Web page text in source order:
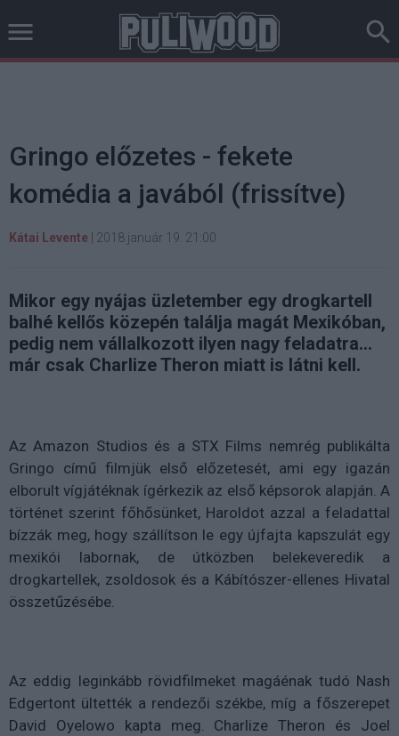
Gringo előzetes - fekete
komédia a javából (frissítve)
Kátai Levente 2018 január 19. 21:00
Mikor egy nyájas üzletember egy drogkartell
balhé kellős közepén találja magát Mexikóban,
pedig nem vállalkozott ilyen nagy feladatra...
már csak Charlize Theron miatt is látni kell.
Az Amazon Studios és a STX Films nemrég publikálta
Gringo című filmjük első előzetesét, ami egy igazán
elborult vígjátéknak ígérkezik az első képsorok alapján. A
történet szerint főhősünket, Haroldot azzal a feladattal
bízzák meg, hogy szállítson le egy újfajta kapszulát egy
mexikói labornak, de útközben belekeveredik a
drogkartellek, zsoldosok és a Kábítószer-ellenes Hivatal
összetűzésébe.
Az eddig leginkább rövidfilmeket magáénak tudó Nash
Edgertont ültették a rendezői székbe, míg a főszerepet
David Oyelowo kapta meg. Charlize Theron és Joel